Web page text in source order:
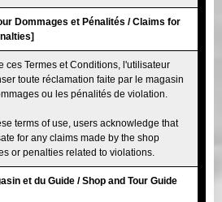
Dommages et Pénalités / Claims for
ces Termes et Conditions, l'utilisateur
toute réclamation faite par le magasin
ou les pénalités de violation.
terms of use, users acknowledge that
for any claims made by the shop
or penalties related to violations.
et du Guide / Shop and Tour Guide